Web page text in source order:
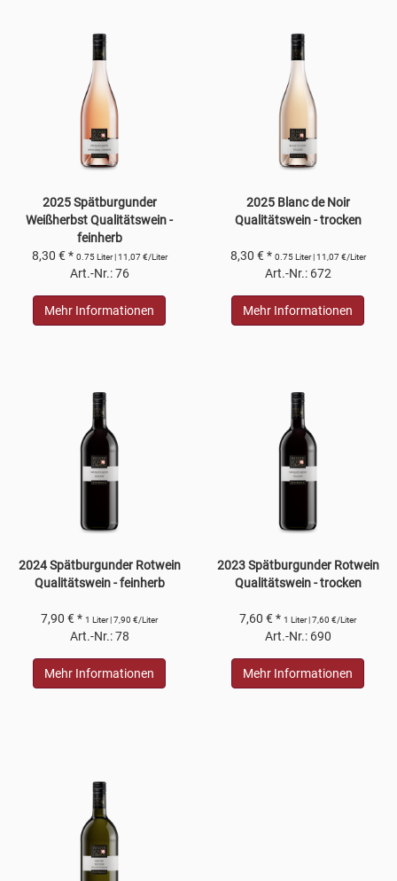
2025 Spätburgunder
Weißherbst Qualitätswein -
feinherb
8,30 € * 0.75 Liter | 11,07 €/Liter
Art.-Nr.: 76
Mehr Informationen
2025 Blanc de Noir
Qualitätswein - trocken
8,30 € * 0.75 Liter | 11,07 €/Liter
Art.-Nr.: 672
Mehr Informationen
2024 Spätburgunder Rotwein
Qualitätswein - feinherb
7,90 € * 1 Liter | 7,90 €/Liter
Art.-Nr.: 78
Mehr Informationen
2023 Spätburgunder Rotwein
Qualitätswein - trocken
7,60 € * 1 Liter | 7,60 €/Liter
Art.-Nr.: 690
Mehr Informationen